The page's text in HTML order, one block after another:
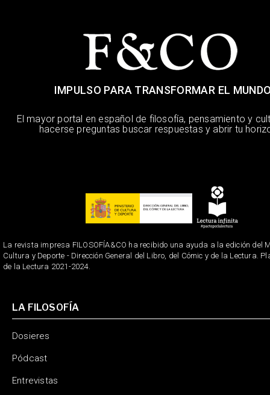
IMPULSO PARA TRANSFORMAR EL
El mayor portal en español de filosofía, pensamiento y
hacerse preguntas buscar respuestas y abrir tu
La revista impresa FILOSOFÍA&CO ha recibido una ayuda a la edición del
Cultura y Deporte - Dirección General del Libro, del Cómic y de la Lectura.
de la Lectura 2021-2024.
LA FILOSOFÍA
Dosieres
Pódcast
Entrevistas